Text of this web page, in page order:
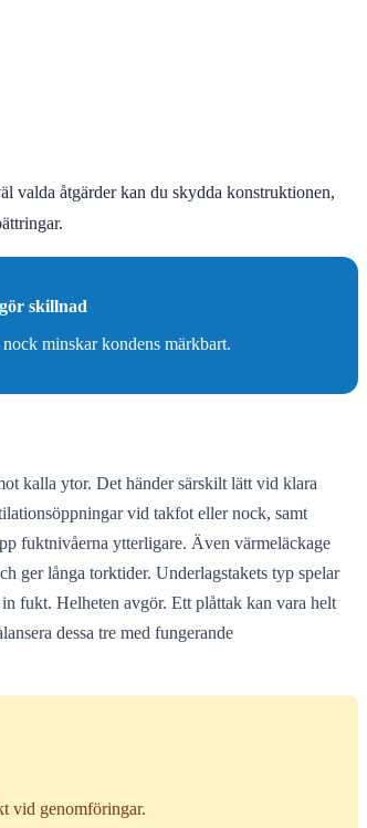
valda åtgärder kan du skydda konstruktionen,
skillnad
minskar kondens märkbart.
kalla ytor. Det händer särskilt lätt vid klara
vid takfot eller nock, samt
fuktnivåerna ytterligare. Även värmeläckage
ger långa torktider. Underlagstakets typ spelar
fukt. Helheten avgör. Ett plåttak kan vara helt
dessa tre med fungerande
vid genomföringar.